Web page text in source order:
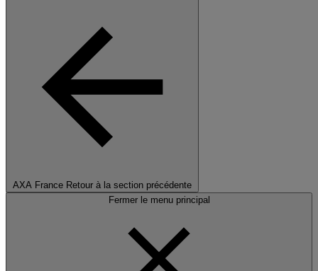
AXA France Retour à la section précédente
Fermer le menu principal